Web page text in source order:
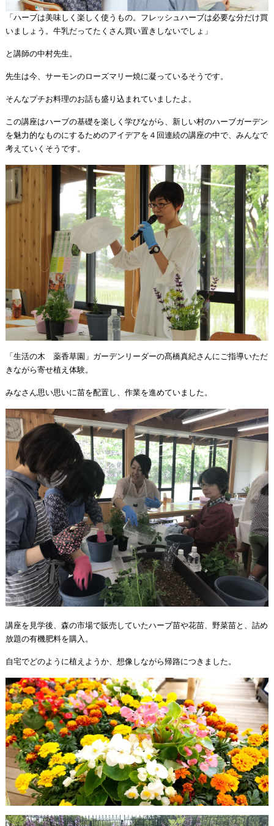
「ハーブは美味しく楽しく使うもの。フレッシュハーブは必要な分だけ買
いましょう。牛乳だってたくさん買い置きしないでしょ」
と講師の中村先生。
先生は今、サーモンのローズマリー焼に凝っているそうです。
そんなプチお料理のお話も盛り込まれていましたよ。
この講座はハーブの基礎を楽しく学びながら、新しい村のハーブガーデン
を魅力的なものにするためのアイデアを４回連続の講座の中で、みんなで
考えていくそうです。
「生活の木 薬香草園」ガーデンリーダーの髙橋真紀さんにご指導いただ
きながら寄せ植え体験。
みなさん思い思いに苗を配置し、作業を進めていました。
講座を見学後、森の市場で販売していたハーブ苗や花苗、野菜苗と、詰め
放題の有機肥料を購入。
自宅でどのように植えようか、想像しながら帰路につきました。